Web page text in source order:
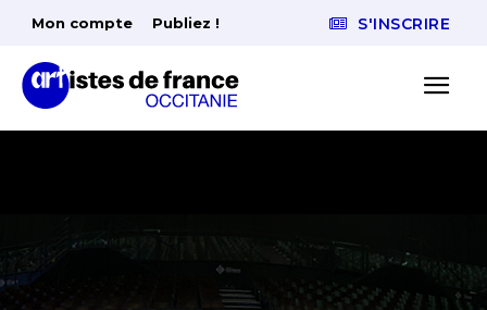
Mon compte Publiez ! S'INSCRIRE